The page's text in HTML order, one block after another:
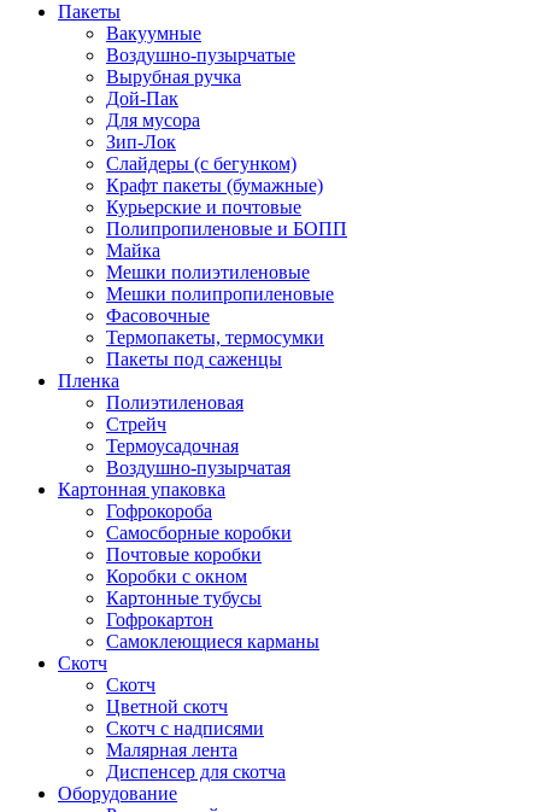
Пакеты
Вакуумные
Воздушно-пузырчатые
Вырубная ручка
Дой-Пак
Для мусора
Зип-Лок
Слайдеры (с бегунком)
Крафт пакеты (бумажные)
Курьерские и почтовые
Полипропиленовые и БОПП
Майка
Мешки полиэтиленовые
Мешки полипропиленовые
Фасовочные
Термопакеты, термосумки
Пакеты под саженцы
Пленка
Полиэтиленовая
Стрейч
Термоусадочная
Воздушно-пузырчатая
Картонная упаковка
Гофрокороба
Самосборные коробки
Почтовые коробки
Коробки с окном
Картонные тубусы
Гофрокартон
Самоклеющиеся карманы
Скотч
Скотч
Цветной скотч
Скотч с надписями
Малярная лента
Диспенсер для скотча
Оборудование